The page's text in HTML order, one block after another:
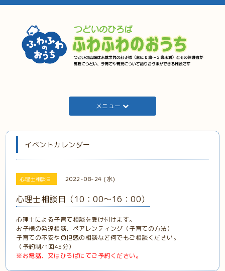
メニュー
イベントカレンダー
心理士相談日 2022-08-24 (水)
心理士相談日（10：00～16：00）
心理士による子育て相談を受け付けます。
お子様の発達相談、ペアレンティング（子育ての方法）
子育ての不安や負担感の相談など何でもご相談ください。
（予約制/1回45分）
※お電話、又はひろばにてご予約ください。